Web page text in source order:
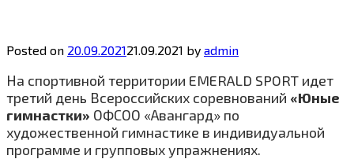
Posted on 20.09.202121.09.2021 by admin
На спортивной территории EMERALD SPORT идет
третий день Всероссийских соревнований «Юные
гимнастки» ОФСОО «Авангард» по
художественной гимнастике в индивидуальной
программе и групповых упражнениях.